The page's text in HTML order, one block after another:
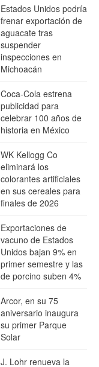
Estados Unidos podría
frenar exportación de
aguacate tras
suspender
inspecciones en
Michoacán
Coca-Cola estrena
publicidad para
celebrar 100 años de
historia en México
WK Kellogg Co
eliminará los
colorantes artificiales
en sus cereales para
finales de 2026
Exportaciones de
vacuno de Estados
Unidos bajan 9% en
primer semestre y las
de porcino suben 4%
Arcor, en su 75
aniversario inaugura
su primer Parque
Solar
J. Lohr renueva la